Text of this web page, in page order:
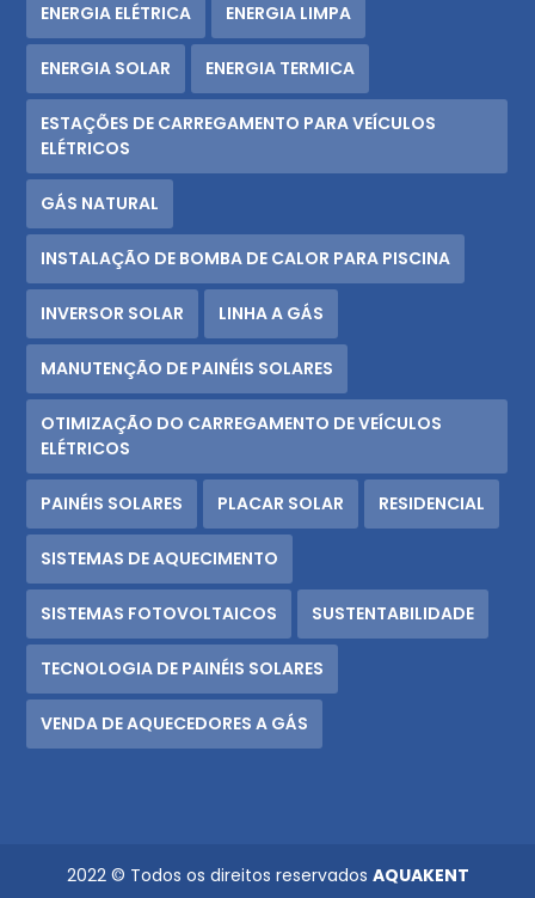
ENERGIA ELÉTRICA ENERGIA LIMPA
ENERGIA SOLAR ENERGIA TERMICA
ESTAÇÕES DE CARREGAMENTO PARA VEÍCULOS
ELÉTRICOS
GÁS NATURAL
INSTALAÇÃO DE BOMBA DE CALOR PARA PISCINA
INVERSOR SOLAR LINHA A GÁS
MANUTENÇÃO DE PAINÉIS SOLARES
OTIMIZAÇÃO DO CARREGAMENTO DE VEÍCULOS
ELÉTRICOS
PAINÉIS SOLARES PLACAR SOLAR RESIDENCIAL
SISTEMAS DE AQUECIMENTO
SISTEMAS FOTOVOLTAICOS SUSTENTABILIDADE
TECNOLOGIA DE PAINÉIS SOLARES
VENDA DE AQUECEDORES A GÁS
2022 © Todos os direitos reservados AQUAKENT